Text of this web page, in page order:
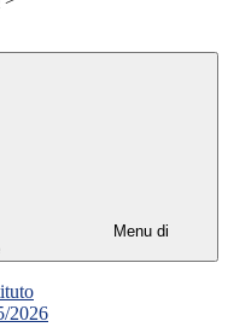
Menu di
2026